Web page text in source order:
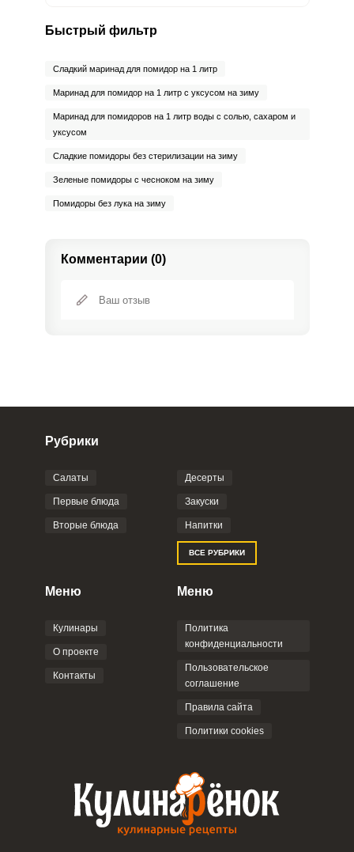
Быстрый фильтр
Сладкий маринад для помидор на 1 литр
Маринад для помидор на 1 литр с уксусом на зиму
Маринад для помидоров на 1 литр воды с солью, сахаром и
уксусом
Сладкие помидоры без стерилизации на зиму
Зеленые помидоры с чесноком на зиму
Помидоры без лука на зиму
Комментарии (0)
Фото до 4 шт, до 5 mb
Отправляя эту форму, вы соглашаетесь с
Политикой
Пользовательским
соглашением
Рубрики
Салаты
Первые блюда
Вторые блюда
Десерты
Закуски
Напитки
ВСЕ РУБРИКИ
Меню
Кулинары
О проекте
Контакты
Меню
Политика
конфиденциальности
Пользовательское
соглашение
Правила сайта
Политики cookies